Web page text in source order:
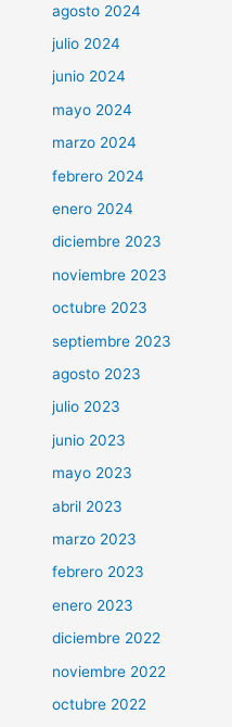
agosto 2024
julio 2024
junio 2024
mayo 2024
marzo 2024
febrero 2024
enero 2024
diciembre 2023
noviembre 2023
octubre 2023
septiembre 2023
agosto 2023
julio 2023
junio 2023
mayo 2023
abril 2023
marzo 2023
febrero 2023
enero 2023
diciembre 2022
noviembre 2022
octubre 2022